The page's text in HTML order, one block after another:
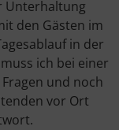
Unterhaltung
den Gästen im
in der
ich bei einer
und noch
vor Ort